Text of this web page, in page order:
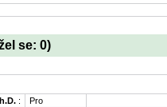
se: 0)
: Pro